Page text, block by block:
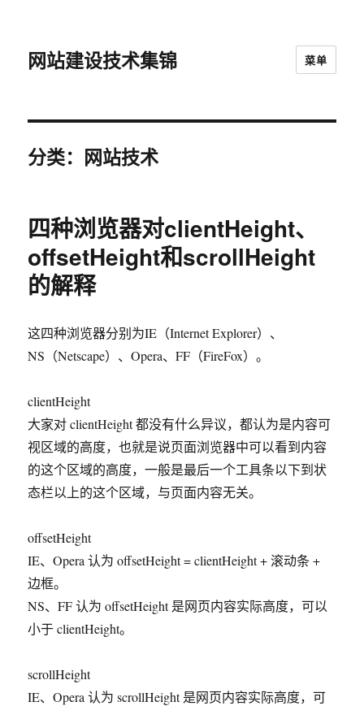
网站建设技术集锦 菜单
分类：网站技术
四种浏览器对clientHeight、
offsetHeight和scrollHeight
的解释
这四种浏览器分别为IE（Internet Explorer）、
NS（Netscape）、Opera、FF（FireFox）。
clientHeight
大家对 clientHeight 都没有什么异议，都认为是内容可
视区域的高度，也就是说页面浏览器中可以看到内容
的这个区域的高度，一般是最后一个工具条以下到状
态栏以上的这个区域，与页面内容无关。
offsetHeight
IE、Opera 认为 offsetHeight = clientHeight + 滚动条 +
边框。
NS、FF 认为 offsetHeight 是网页内容实际高度，可以
小于 clientHeight。
scrollHeight
IE、Opera 认为 scrollHeight 是网页内容实际高度，可